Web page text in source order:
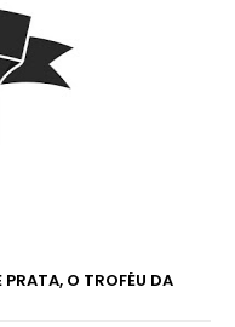
O TROFÉU DA